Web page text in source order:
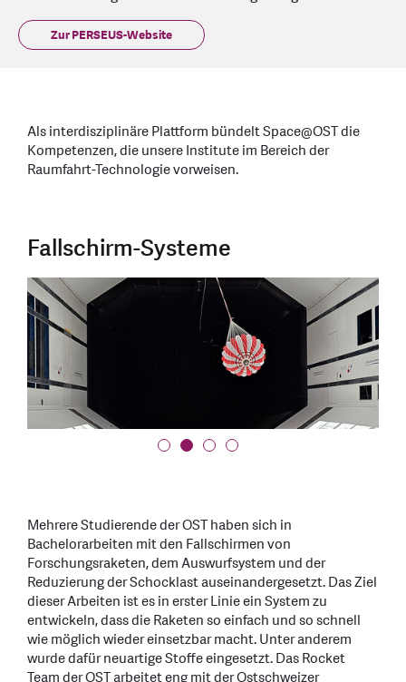
Zur PERSEUS-Website
Als interdisziplinäre Plattform bündelt Space@OST die
Kompetenzen, die unsere Institute im Bereich der
Raumfahrt-Technologie vorweisen.
Fallschirm-Systeme
Mehrere Studierende der OST haben sich in
Bachelorarbeiten mit den Fallschirmen von
Forschungsraketen, dem Auswurfsystem und der
Reduzierung der Schocklast auseinandergesetzt. Das Ziel
dieser Arbeiten ist es in erster Linie ein System zu
entwickeln, dass die Raketen so einfach und so schnell
wie möglich wieder einsetzbar macht. Unter anderem
wurde dafür neuartige Stoffe eingesetzt. Das Rocket
Team der OST arbeitet eng mit der Ostschweizer